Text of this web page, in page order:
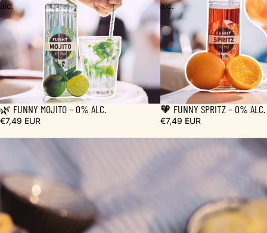
alc.
🌿 FUNNY MOJITO – 0% ALC.
€7,49 EUR
alc.
🧡 FUNNY SPRITZ – 0% ALC.
€7,49 EUR